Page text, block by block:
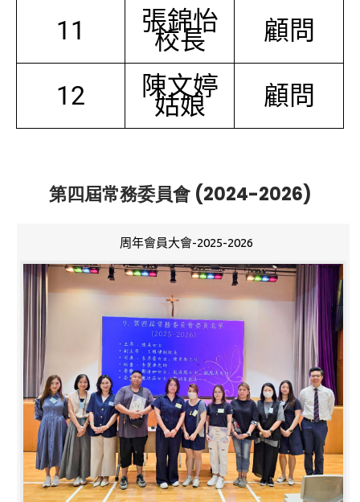
11 張錦怡
校長 顧問
12 陳文婷
姑娘 顧問
第四屆常務委員會 (2024-2026)
周年會員大會-2025-2026